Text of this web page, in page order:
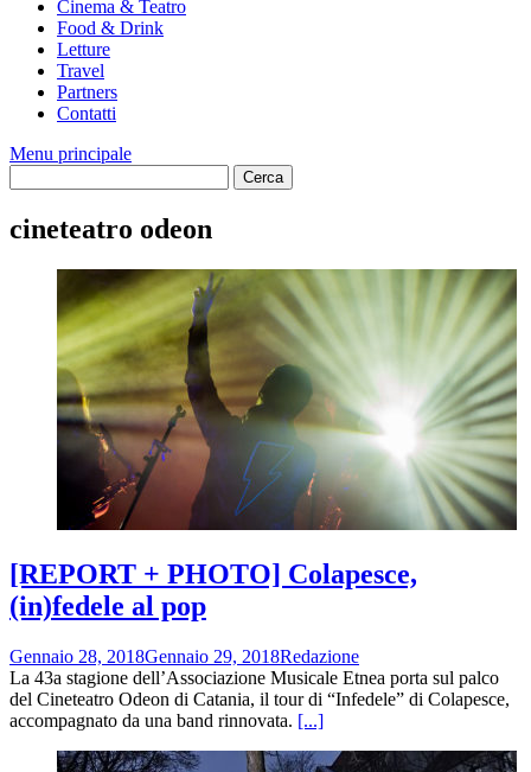
Cinema & Teatro
Food & Drink
Letture
Travel
Partners
Contatti
Menu principale
cineteatro odeon
[REPORT + PHOTO] Colapesce,
(in)fedele al pop
Gennaio 28, 2018Gennaio 29, 2018Redazione
La 43a stagione dell’Associazione Musicale Etnea porta sul palco
del Cineteatro Odeon di Catania, il tour di “Infedele” di Colapesce,
accompagnato da una band rinnovata. [...]